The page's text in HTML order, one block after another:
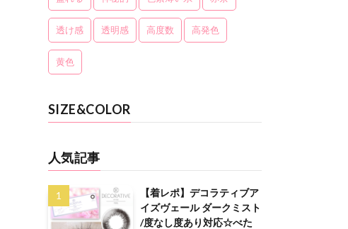
透け感 透明感 高度数 高発色
黄色
SIZE&COLOR
人気記事
【着レポ】デコラティブア
イズヴェール ダークミスト
/度なし度あり対応☆べた